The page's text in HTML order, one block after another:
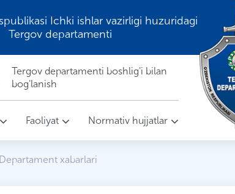
Ichki ishlar vazirligi huzuridagi
Tergov departamenti
Tergov departamenti boshlig'i bilan
bog'lanish
Faoliyat Normativ hujjatlar
Departament xabarlari